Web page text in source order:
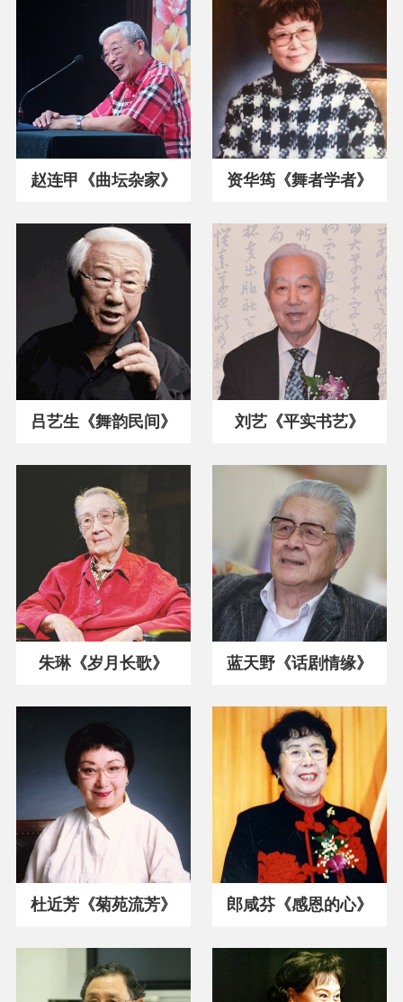
赵连甲《曲坛杂家》 资华筠《舞者学者》
吕艺生《舞韵民间》 刘艺《平实书艺》
朱琳《岁月长歌》 蓝天野《话剧情缘》
杜近芳《菊苑流芳》 郎咸芬《感恩的心》